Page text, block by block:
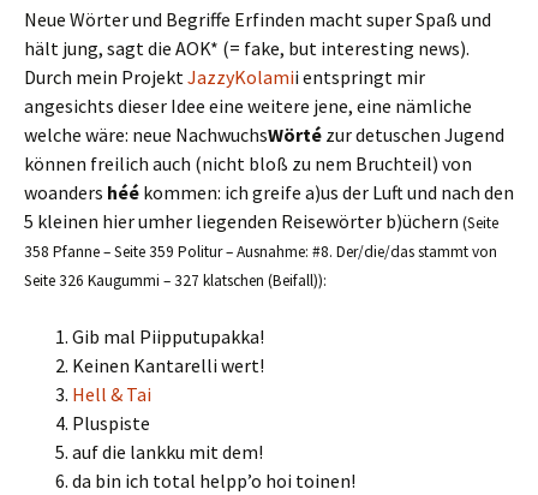
Neue Wörter und Begriffe Erfinden macht super Spaß und
hält jung, sagt die AOK* (= fake, but interesting news).
Durch mein ProjektJazzyKolamii entspringt mir
angesichts dieser Idee eine weitere jene, eine nämliche
welche wäre: neue NachwuchsWörté zur detuschen Jugend
können freilich auch (nicht bloß zu nem Bruchteil) von
woanders héé kommen: ich greife a)us der Luft und nach den
5 kleinen hier umher liegenden Reisewörter b)üchern (Seite
358 Pfanne – Seite 359 Politur – Ausnahme: #8. Der/die/das stammt von
Seite 326 Kaugummi – 327 klatschen (Beifall)):
Gib mal Piipputupakka!
Keinen Kantarelli wert!
Hell & Tai
Pluspiste
auf die lankku mit dem!
da bin ich total helpp’o hoi toinen!